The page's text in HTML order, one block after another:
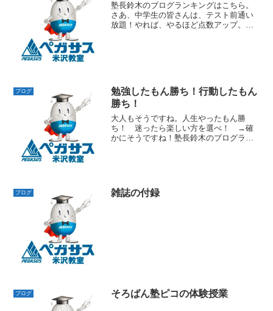
塾長鈴木のブログランキングはこちら。
さあ、中学生の皆さんは、テスト前通い
放題！やれば、やるほど点数アップ。み
ブログ
勉強したもん勝ち！行動したもん
勝ち！
大人もそうですね。人生やったもん勝
ち！ 迷ったら楽しい方を選べ！ →確
かにそうですね！塾長鈴木のブログラン
ブログ 雑誌の付録
ブログ そろばん塾ピコの体験授業